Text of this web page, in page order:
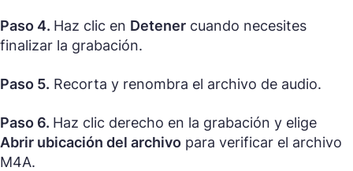
Paso 4. Haz clic en Detener cuando necesites
finalizar la grabación.
Paso 5. Recorta y renombra el archivo de audio.
Paso 6. Haz clic derecho en la grabación y elige
Abrir ubicación del archivo para verificar el archivo
M4A.